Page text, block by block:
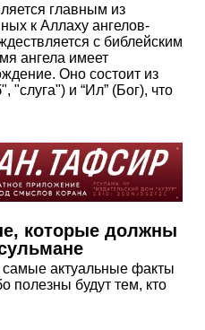
главным из
к Аллаху ангелов-
с библейским
ангела имеет
Оно состоит из
"слуга") и “Ил” (Бог), что
которые должны
самые актуальные факты
полезны будут тем, кто